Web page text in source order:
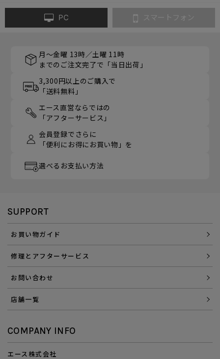
PC スマートフォン
月～金曜 13時／土曜 11時
までのご注文完了で「当日出荷」
3,300円以上のご購入で
「送料無料」
エース直営ならではの
「アフターサービス」
会員登録でさらに
「便利にお得にお買い物」を
選べるお支払い方法
SUPPORT
お買い物ガイド
修理とアフターサービス
お問い合わせ
店舗一覧
COMPANY INFO
エース株式会社